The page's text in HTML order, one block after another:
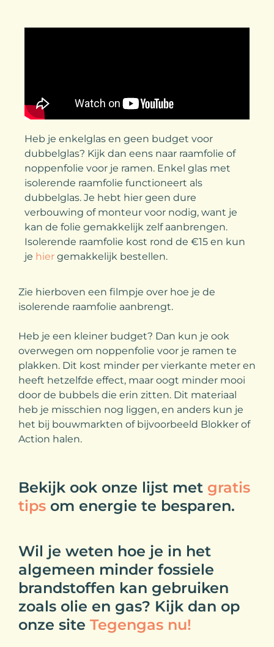
Heb je enkelglas en geen budget voor
dubbelglas? Kijk dan eens naar raamfolie of
noppenfolie voor je ramen. Enkel glas met
isolerende raamfolie functioneert als
dubbelglas. Je hebt hier geen dure
verbouwing of monteur voor nodig, want je
kan de folie gemakkelijk zelf aanbrengen.
Isolerende raamfolie kost rond de €15 en kun
je hier gemakkelijk bestellen.
Zie hierboven een filmpje over hoe je de
isolerende raamfolie aanbrengt.
Heb je een kleiner budget? Dan kun je ook
overwegen om noppenfolie voor je ramen te
plakken. Dit kost minder per vierkante meter en
heeft hetzelfde effect, maar oogt minder mooi
door de bubbels die erin zitten. Dit materiaal
heb je misschien nog liggen, en anders kun je
het bij bouwmarkten of bijvoorbeeld Blokker of
Action halen.
Bekijk ook onze lijst met gratis
tips om energie te besparen.
Wil je weten hoe je in het
algemeen minder fossiele
brandstoffen kan gebruiken
zoals olie en gas? Kijk dan op
onze site Tegengas nu!